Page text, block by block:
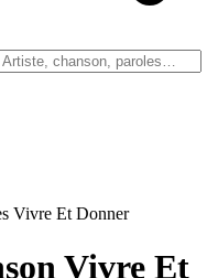
Vivre Et Donner
Vivre Et